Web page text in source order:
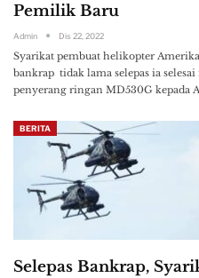
Pemilik Baru
Admin Dis 22, 2022
Syarikat pembuat helikopter
bankrap tidak lama selepas ia
penyerang ringan MD530G kepada
BERITA
Selepas Bankrap,